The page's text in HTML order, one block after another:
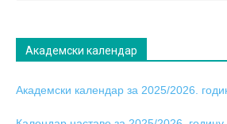
Академски календар
Академски календар за 2025/2026.